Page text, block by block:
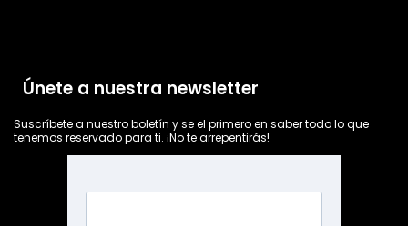
Únete a nuestra newsletter
Suscríbete a nuestro boletín y se el primero en saber todo lo que
tenemos reservado para ti. ¡No te arrepentirás!